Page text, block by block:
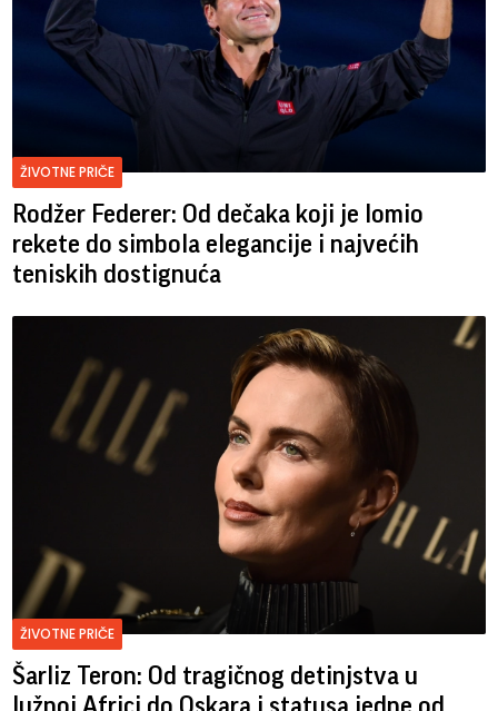
ŽIVOTNE PRIČE
Rodžer Federer: Od dečaka koji je lomio
rekete do simbola elegancije i najvećih
teniskih dostignuća
ŽIVOTNE PRIČE
Šarliz Teron: Od tragičnog detinjstva u
Južnoj Africi do Oskara i statusa jedne od